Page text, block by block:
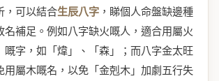
，可以結合生辰八字 ，睇個人命盤缺邊種
名補足。例如八字缺火嘅人，適合用屬火
嘅字，如「煒」、「森」；而八字金太旺
用屬木嘅名，以免「金剋木」加劇五行失